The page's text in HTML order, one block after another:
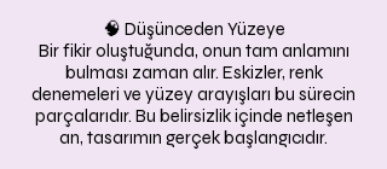
🧠 Düşünceden Yüzeye
Bir fikir oluştuğunda, onun tam anlamını
bulması zaman alır. Eskizler, renk
denemeleri ve yüzey arayışları bu sürecin
parçalarıdır. Bu belirsizlik içinde netleşen
an, tasarımın gerçek başlangıcıdır.